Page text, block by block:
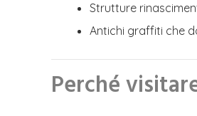
Strutture
Antichi graffiti che
Perché